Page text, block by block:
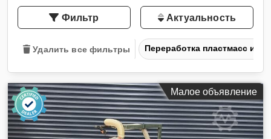
Фильтр Актуальность
Удалить все фильтры Переработка пластмасс и
Малое объявление